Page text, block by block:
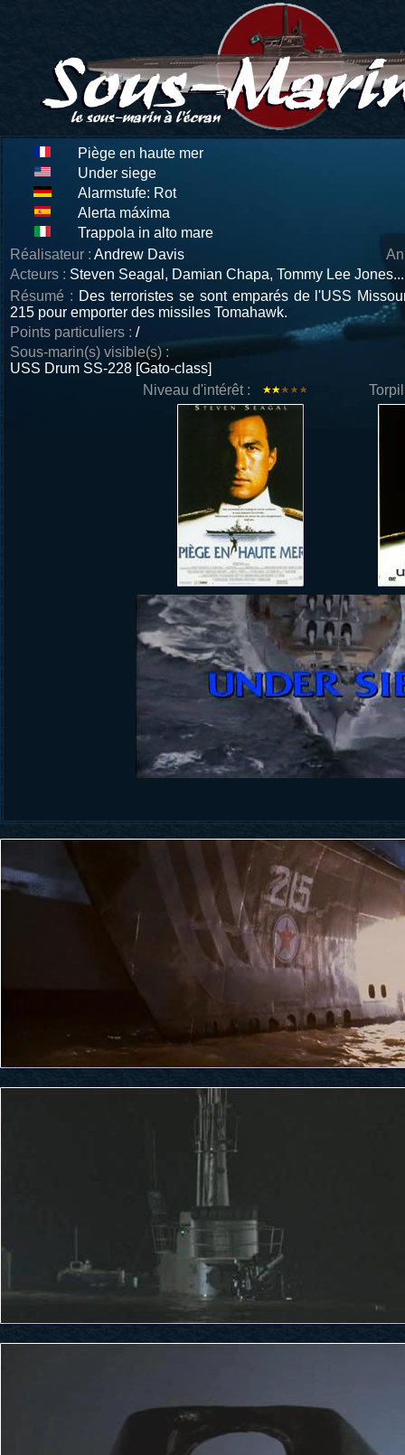
Piège en haute mer
Under siege
Alarmstufe: Rot
Alerta máxima
Trappola in alto mare
Réalisateur : Andrew Davis
Acteurs : Steven Seagal, Damian Chapa, Tommy Lee Jones...
Résumé : Des terroristes se sont emparés de l'USS
215 pour emporter des missiles Tomahawk.
Points particuliers : /
Sous-marin(s) visible(s) :
USS Drum SS-228 [Gato-class]
Niveau d'intérêt :